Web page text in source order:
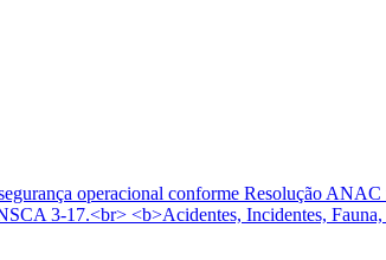
operacional conforme Resolução
3-17.<br> <b>Acidentes, Incidentes,